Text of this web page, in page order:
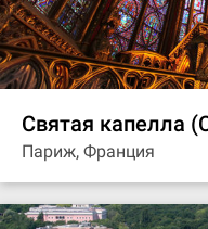
Святая капелла
Париж, Франция